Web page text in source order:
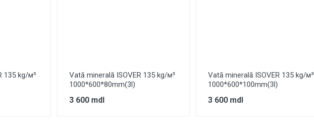
135 kg/м³
Vată minerală ISOVER 135 kg/м³
1000*600*80mm(3l)
3 600 mdl
Vată minerală ISOVER 135 kg/м³
1000*600*100mm(3l)
3 600 mdl